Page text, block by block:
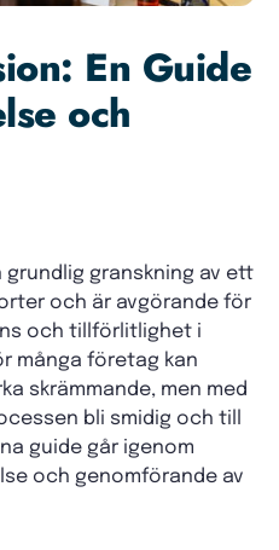
En Guide
och
granskning av ett
och är avgörande för
och tillförlitlighet i
många företag kan
skrämmande, men med
bli smidig och till
guide går igenom
och genomförande av